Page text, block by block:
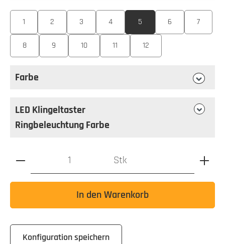
Tasteranzahlauswählen
1 2 3 4 5 6 7
8 9 10 11 12
Farbe
LED Klingeltaster
Ringbeleuchtung Farbe
Produkt Anzahl: Gib den gewünschten Wert ein oder
Stk
In den Warenkorb
Konfiguration speichern